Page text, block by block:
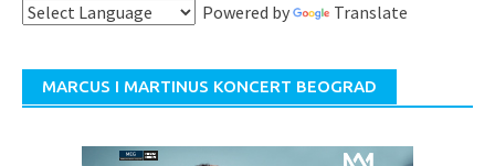
Powered by Translate
MARCUS I MARTINUS KONCERT BEOGRAD